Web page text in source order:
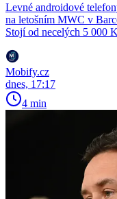
Levné androidové
na letošním MWC v
Stojí od necelých 5 000
Mobify.cz
dnes, 17:17
4 min